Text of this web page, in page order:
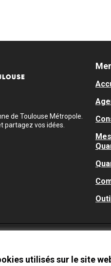
utilisés sur le site
de Toulouse Métropole.
partagez vos idées.